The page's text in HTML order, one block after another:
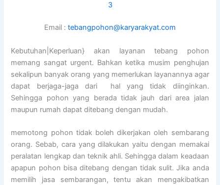
3
Email : tebangpohon@karyarakyat.com
Kebutuhan|Keperluan} akan layanan tebang pohon
memang sangat urgent. Bahkan ketika musim penghujan
sekalipun banyak orang yang memerlukan layanannya agar
dapat berjaga-jaga dari hal yang tidak diinginkan.
Sehingga pohon yang berada tidak jauh dari area jalan
maupun rumah dapat ditebang dengan mudah.
memotong pohon tidak boleh dikerjakan oleh sembarang
orang. Sebab, cara yang dilakukan yaitu dengan memakai
peralatan lengkap dan teknik ahli. Sehingga dalam keadaan
apapun pohon bisa ditebang dengan tidak sulit. Jika anda
memilih jasa sembarangan, tentu akan mengakibatkan